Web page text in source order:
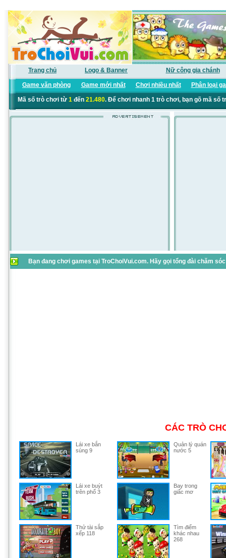
Trang chủ Logo & Banner Nữ công gia chánh
Game văn phòng Game mới nhất Chơi nhiều nhất Phân loại
Mã số trò chơi từ 1đến 21.480. Để chơi nhanh 1 trò chơi, bạn gõ mã số
Bạn đang chơi games tại TroChoiVui.com. Hãy gọi tổng đài chăm
CÁC TRÒ
Lái xe bắn
súng 9
Quản lý quán
nước 5
Lái xe buýt
trên phố 3
Bay trong
giấc mơ
Thử tài sắp
xếp 118
Tìm điểm
khác nhau
268